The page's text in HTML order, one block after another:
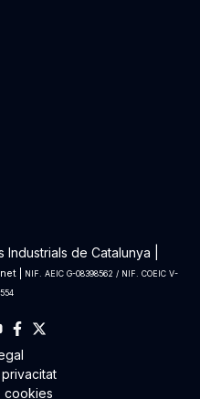
de Catalunya |
|
NIF. AEIC G-08398562 / NIF. COEIC V-
cookies